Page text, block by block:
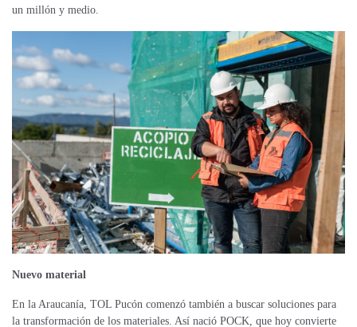
un millón y medio.
Nuevo material
En la Araucanía, TOL Pucón comenzó también a buscar soluciones para
la transformación de los materiales. Así nació POCK, que hoy convierte